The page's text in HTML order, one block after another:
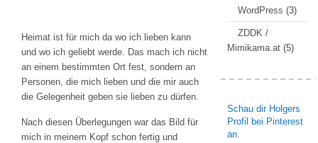
Heimat ist für mich da wo ich lieben kann
und wo ich geliebt werde. Das mach ich nicht
an einem bestimmten Ort fest, sondern an
Personen, die mich lieben und die mir auch
die Gelegenheit geben sie lieben zu dürfen.
Nach diesen Überlegungen war das Bild für
mich in meinem Kopf schon fertig und
WordPress (3)
ZDDK /
Mimikama.at (5)
Schau dir Holgers
Profil bei Pinterest
an.